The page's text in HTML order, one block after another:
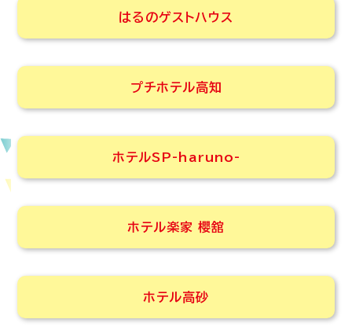
はるのゲストハウス
プチホテル高知
ホテルSP-haruno-
ホテル楽家 櫻舘
ホテル高砂